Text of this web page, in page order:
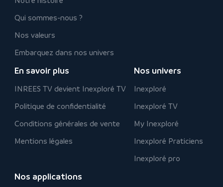
Qui sommes-nous ?
Nos valeurs
Embarquez dans nos univers
En savoir plus
INREES TV devient Inexploré TV
Politique de confidentialité
Conditions générales de vente
Mentions légales
Nos univers
Inexploré
Inexploré TV
My Inexploré
Inexploré Praticiens
Inexploré pro
Nos applications